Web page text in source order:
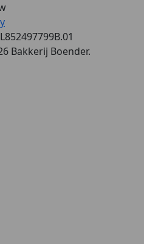
Bakkerij Boender.